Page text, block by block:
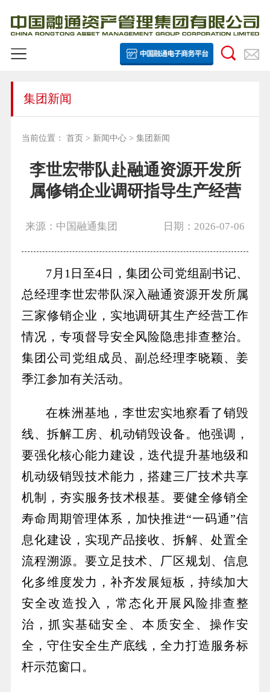
集团新闻
当前位置： 首页> 新闻中心> 集团新闻
李世宏带队赴融通资源开发所
属修销企业调研指导生产经营
来源：中国融通集团 日期：2026-07-06
7月1日至4日，集团公司党组副书记、
总经理李世宏带队深入融通资源开发所属
三家修销企业，实地调研其生产经营工作
情况，专项督导安全风险隐患排查整治。
集团公司党组成员、副总经理李晓颖、姜
季江参加有关活动。
在株洲基地，李世宏实地察看了销毁
线、拆解工房、机动销毁设备。他强调，
要强化核心能力建设，迭代提升基地级和
机动级销毁技术能力，搭建三厂技术共享
机制，夯实服务技术根基。要健全修销全
寿命周期管理体系，加快推进“一码通”信
息化建设，实现产品接收、拆解、处置全
流程溯源。要立足技术、厂区规划、信息
化多维度发力，补齐发展短板，持续加大
安全改造投入，常态化开展风险排查整
治，抓实基础安全、本质安全、操作安
全，守住安全生产底线，全力打造服务标
杆示范窗口。